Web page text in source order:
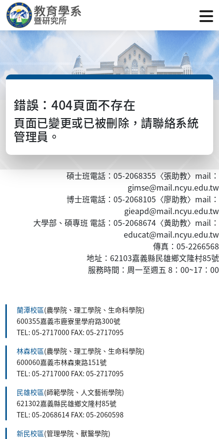
錯誤：404頁面不存在
頁面已變更或已被刪除，請聯絡系統
管理員。
碩士班電話：05-2068355〈張助教〉mail：
gimse@mail.ncyu.edu.tw
博士班電話：05-2068105〈廖助教〉mail：
gieapd@mail.ncyu.edu.tw
大學部、碩專班 電話：05-2068674〈黃助教〉mail：
educat@mail.ncyu.edu.tw
傳真：05-2266568
地址：62103嘉義縣民雄鄉文隆村85號
服務時間：周一至週五 8：00~17：00
蘭潭校區(農學院、理工學院、生命科學院)
600355嘉義市鹿寮里學府路300號
TEL: 05-2717000 FAX: 05-2717095
林森校區(農學院、理工學院、生命科學院)
600060嘉義市林森東路151號
TEL: 05-2717000 FAX: 05-2717095
民雄校區(師範學院、人文藝術學院)
621302嘉義縣民雄鄉文隆村85號
TEL: 05-2068614 FAX: 05-2060598
新民校區(管理學院、獸醫學院)